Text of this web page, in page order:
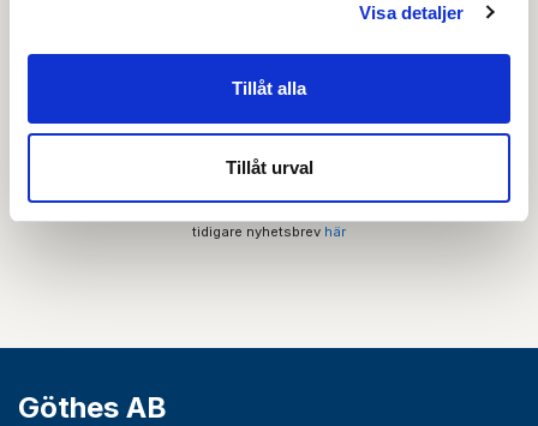
Visa detaljer
Tillåt alla
Tillåt urval
Prenumerera på vårt nyhetsbrev och få tips,
guider och senaste nytt direkt i din inkorg.
Genom att skicka din e-postadress till oss och prenumerera på vårt
tidigare nyhetsbrev här
Göthes AB